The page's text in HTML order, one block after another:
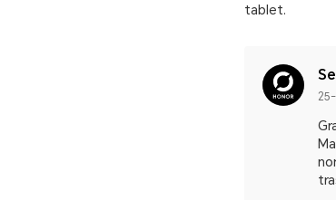
tablet.